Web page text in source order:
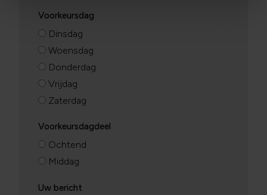
Voorkeursdag
Dinsdag
Woensdag
Donderdag
Vrijdag
Zaterdag
Voorkeursdagdeel
Ochtend
Middag
Uw bericht